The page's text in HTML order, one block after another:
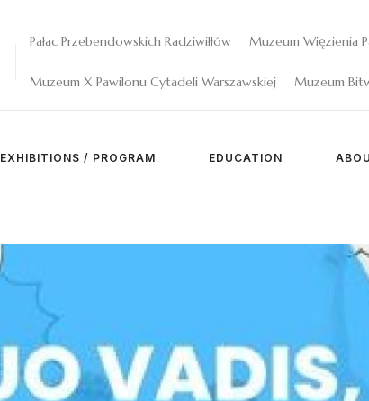
Pałac Przebendowskich Radziwiłłów Muzeum Więzienia
Muzeum X Pawilonu Cytadeli Warszawskiej Muzeum
EXHIBITIONS / PROGRAM EDUCATION